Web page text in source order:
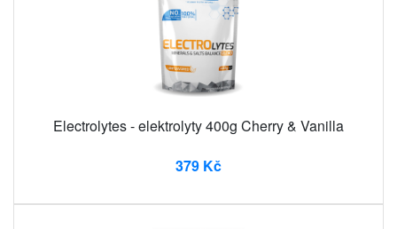
Electrolytes - elektrolyty 400g Cherry & Vanilla
379 Kč